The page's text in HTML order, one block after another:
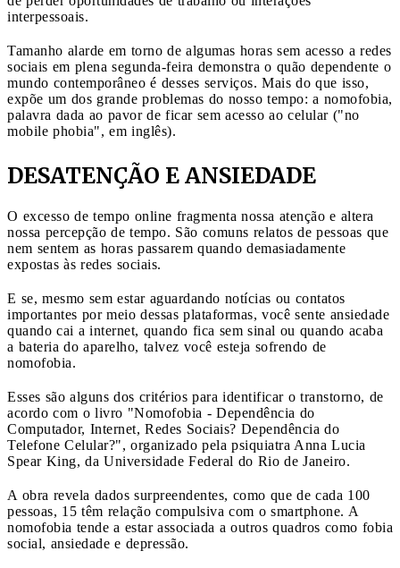
interpessoais.
Tamanho alarde em torno de algumas horas sem acesso a redes
sociais em plena segunda-feira demonstra o quão dependente o
mundo contemporâneo é desses serviços. Mais do que isso,
expõe um dos grande problemas do nosso tempo: a nomofobia,
palavra dada ao pavor de ficar sem acesso ao celular ("no
mobile phobia", em inglês).
DESATENÇÃO E ANSIEDADE
O excesso de tempo online fragmenta nossa atenção e altera
nossa percepção de tempo. São comuns relatos de pessoas que
nem sentem as horas passarem quando demasiadamente
expostas às redes sociais.
E se, mesmo sem estar aguardando notícias ou contatos
importantes por meio dessas plataformas, você sente ansiedade
quando cai a internet, quando fica sem sinal ou quando acaba
a bateria do aparelho, talvez você esteja sofrendo de
nomofobia.
Esses são alguns dos critérios para identificar o transtorno, de
acordo com o livro "Nomofobia - Dependência do
Computador, Internet, Redes Sociais? Dependência do
Telefone Celular?", organizado pela psiquiatra Anna Lucia
Spear King, da Universidade Federal do Rio de Janeiro.
A obra revela dados surpreendentes, como que de cada 100
pessoas, 15 têm relação compulsiva com o smartphone. A
nomofobia tende a estar associada a outros quadros como fobia
social, ansiedade e depressão.